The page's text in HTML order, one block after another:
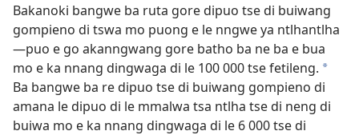
Bakanoki bangwe ba ruta gore dipuo tse di buiwang
gompieno di tswa mo puong e le nngwe ya ntlhantlha
—puo e go akanngwang gore batho ba ne ba e bua
mo e ka nnang dingwaga di le 100 000 tse fetileng. *
Ba bangwe ba re dipuo tse di buiwang gompieno di
amana le dipuo di le mmalwa tsa ntlha tse di neng di
buiwa mo e ka nnang dingwaga di le 6 000 tse di